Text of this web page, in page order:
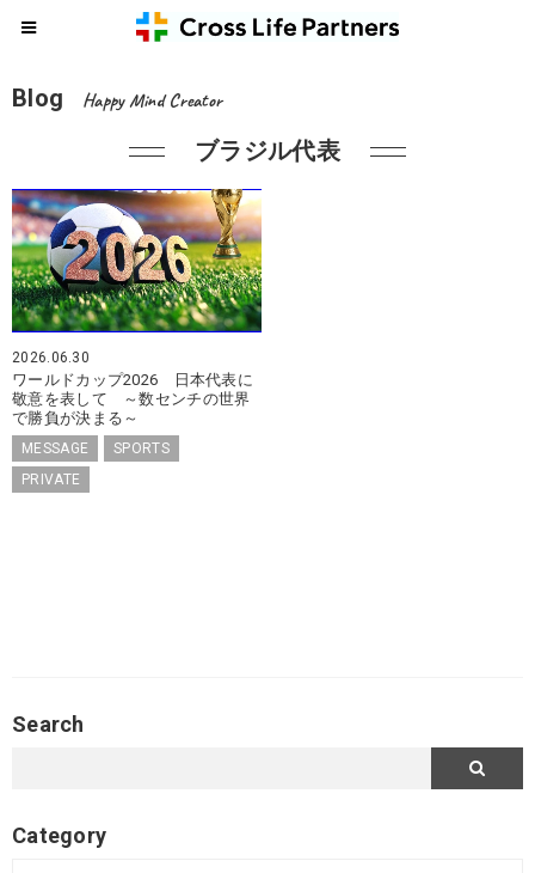
Blog Happy Mind Creator
ブラジル代表
2026.06.30
ワールドカップ2026 日本代表に
敬意を表して ～数センチの世界
で勝負が決まる～
MESSAGE
SPORTS
PRIVATE
Search
Category